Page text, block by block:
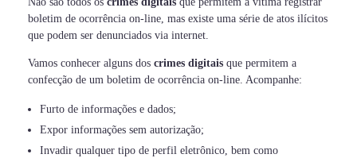
boletim de ocorrência on-line, mas existe uma série de atos ilícitos
que podem ser denunciados via internet.
Vamos conhecer alguns dos crimes digitais que permitem a
confecção de um boletim de ocorrência on-line. Acompanhe:
Furto de informações e dados;
Expor informações sem autorização;
Invadir qualquer tipo de perfil eletrônico, bem como